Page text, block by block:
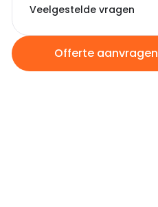
Veelgestelde vragen
Offerte aanvragen